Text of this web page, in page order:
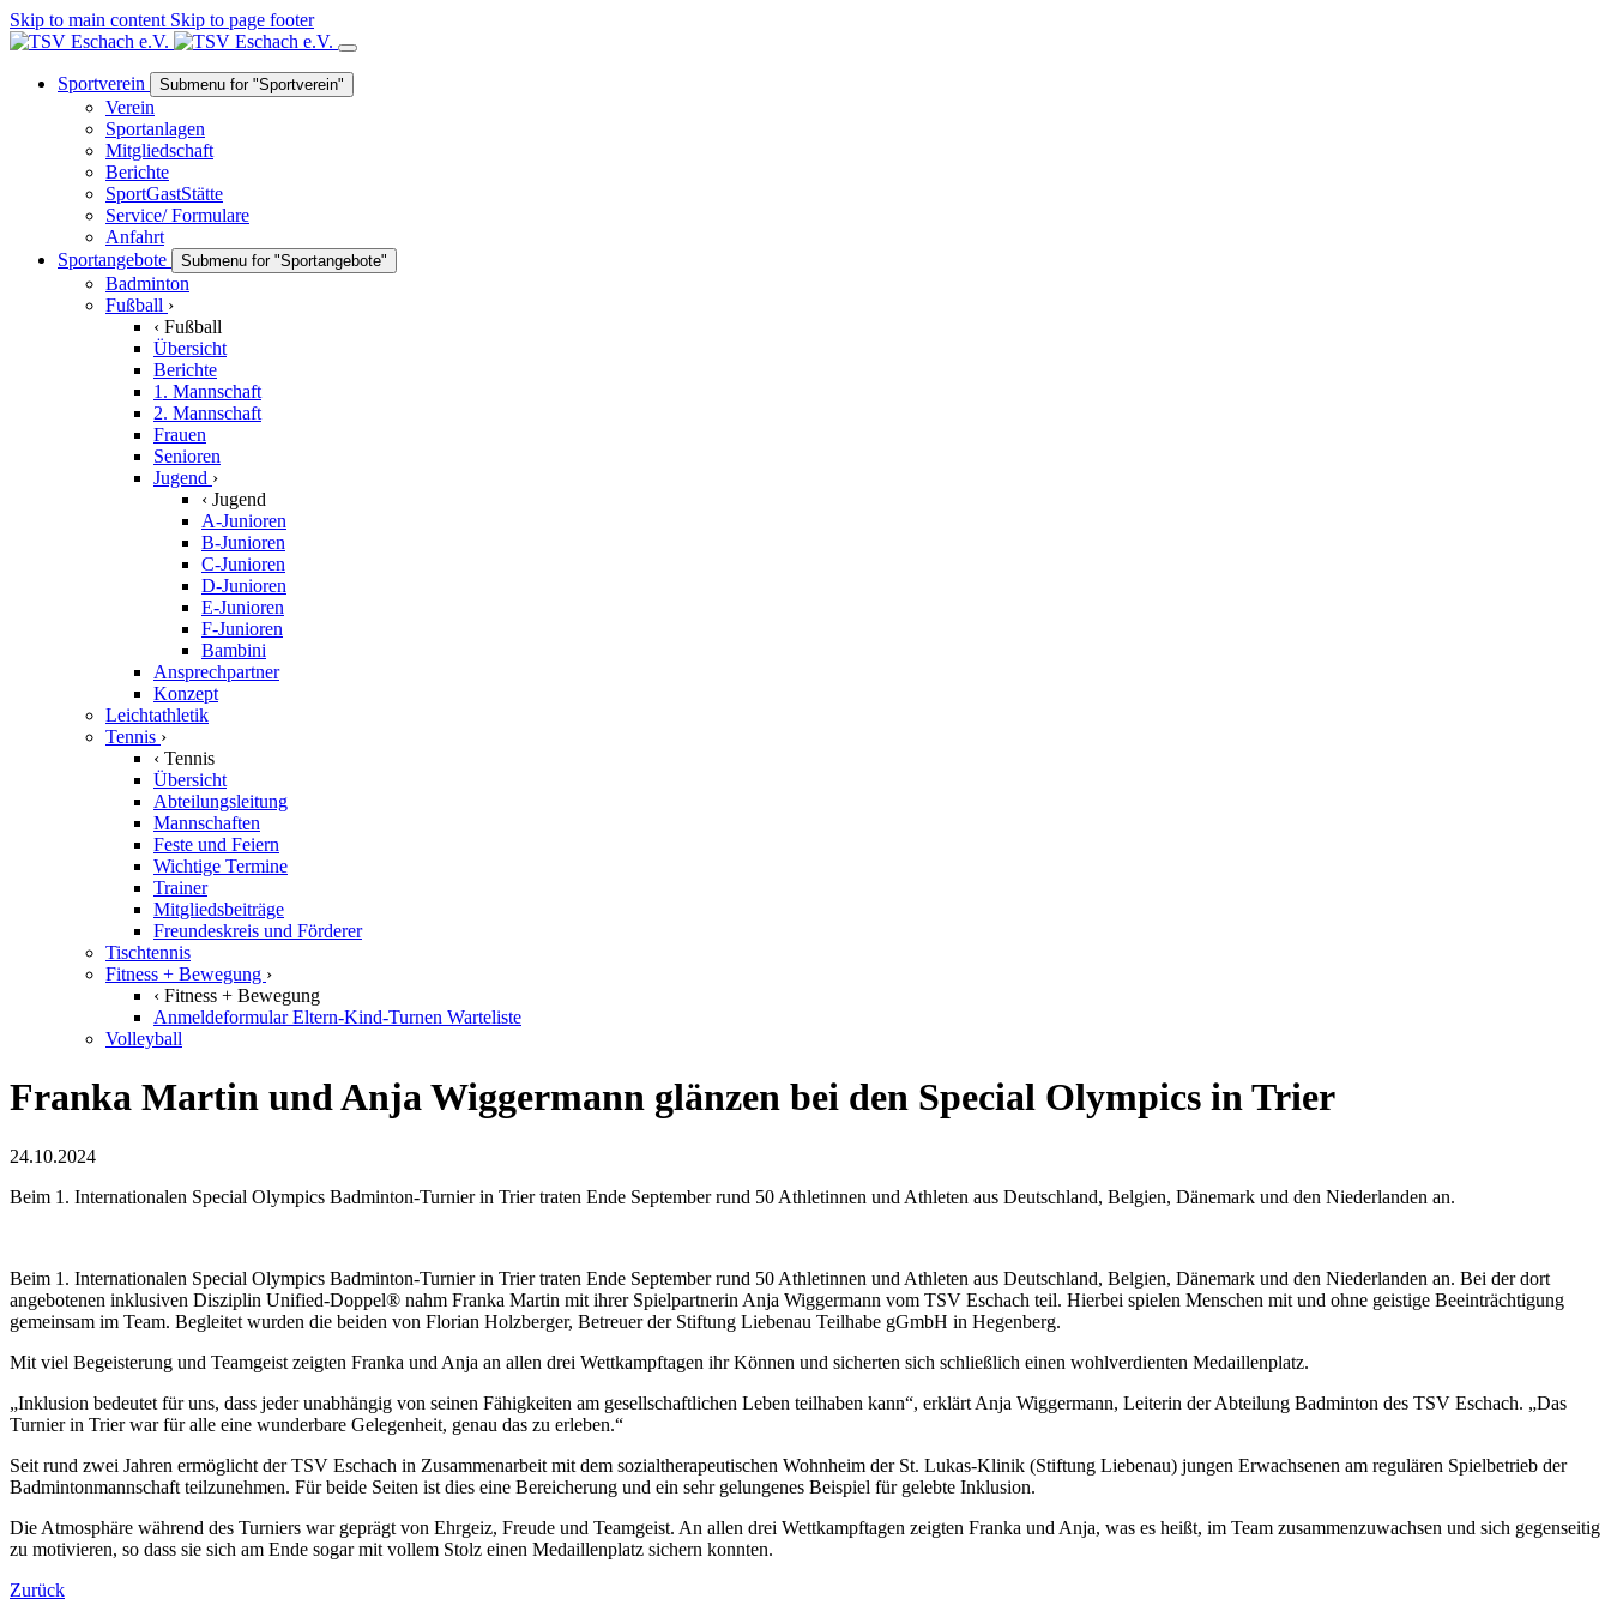
Skip to main content Skip to page footer
Sportverein Submenu for "Sportverein"
Verein
Sportanlagen
Mitgliedschaft
Berichte
SportGastStätte
Service/ Formulare
Anfahrt
Sportangebote
Submenu for "Sportangebote"
Badminton
Fußball ›
‹ Fußball
Übersicht
Berichte
1. Mannschaft
2. Mannschaft
Frauen
Senioren
Jugend ›
‹ Jugend
A-Junioren
B-Junioren
C-Junioren
D-Junioren
E-Junioren
F-Junioren
Bambini
Ansprechpartner
Konzept
Leichtathletik
Tennis ›
‹ Tennis
Übersicht
Abteilungsleitung
Mannschaften
Feste und Feiern
Wichtige Termine
Trainer
Mitgliedsbeiträge
Freundeskreis und Förderer
Tischtennis
Fitness + Bewegung ›
‹ Fitness + Bewegung
Anmeldeformular Eltern-Kind-Turnen Warteliste
Volleyball
Franka Martin und Anja Wiggermann glänzen bei den Special Olympics in Trier
24.10.2024
Beim 1. Internationalen Special Olympics Badminton-Turnier in Trier traten Ende September rund 50 Athletinnen und Athleten aus Deutschland, Belgien, Dänemark und den Niederlanden an.
Beim 1. Internationalen Special Olympics Badminton-Turnier in Trier traten Ende September rund 50 Athletinnen und Athleten aus Deutschland, Belgien, Dänemark und den Niederlanden an. Bei der dort
angebotenen inklusiven Disziplin Unified-Doppel® nahm Franka Martin mit ihrer Spielpartnerin Anja Wiggermann vom TSV Eschach teil. Hierbei spielen Menschen mit und ohne geistige Beeinträchtigung
gemeinsam im Team. Begleitet wurden die beiden von Florian Holzberger, Betreuer der Stiftung Liebenau Teilhabe gGmbH in Hegenberg.
Mit viel Begeisterung und Teamgeist zeigten Franka und Anja an allen drei Wettkampftagen ihr Können und sicherten sich schließlich einen wohlverdienten Medaillenplatz.
„Inklusion bedeutet für uns, dass jeder unabhängig von seinen Fähigkeiten am gesellschaftlichen Leben teilhaben kann“, erklärt Anja Wiggermann, Leiterin der Abteilung Badminton des TSV Eschach. „Das
Turnier in Trier war für alle eine wunderbare Gelegenheit, genau das zu erleben.“
Seit rund zwei Jahren ermöglicht der TSV Eschach in Zusammenarbeit mit dem sozialtherapeutischen Wohnheim der St. Lukas-Klinik (Stiftung Liebenau) jungen Erwachsenen am regulären Spielbetrieb der
Badmintonmannschaft teilzunehmen. Für beide Seiten ist dies eine Bereicherung und ein sehr gelungenes Beispiel für gelebte Inklusion.
Die Atmosphäre während des Turniers war geprägt von Ehrgeiz, Freude und Teamgeist. An allen drei Wettkampftagen zeigten Franka und Anja, was es heißt, im Team zusammenzuwachsen und sich gegenseitig
zu motivieren, so dass sie sich am Ende sogar mit vollem Stolz einen Medaillenplatz sichern konnten.
Zurück